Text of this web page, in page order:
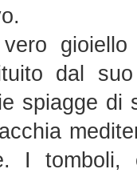
dal
spiagge di
I tomboli,